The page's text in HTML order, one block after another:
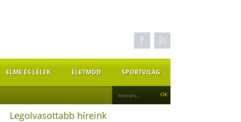
ELME ÉS LÉLEK ÉLETMÓD SPORTVILÁG
Legolvasottabb híreink